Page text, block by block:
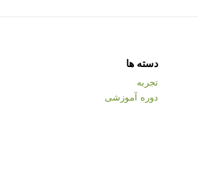
دسته ها
تجربه
دوره آموزشی